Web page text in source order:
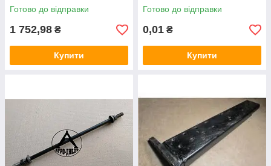
Готово до відправки
1 752,98 ₴
Купити
Готово до відправки
0,01 ₴
Купити